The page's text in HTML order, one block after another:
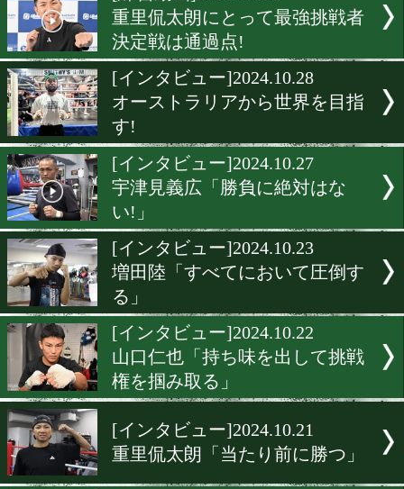
日本ユース王者から日本王
目指す山口仁也
[練習動画]2024.10.28
重里侃太朗にとって最強挑
決定戦は通過点!
[インタビュー]2024.10.28
オーストラリアから世界を
す!
[インタビュー]2024.10.27
宇津見義広「勝負に絶対は
い!」
[インタビュー]2024.10.23
増田陸「すべてにおいて圧
る」